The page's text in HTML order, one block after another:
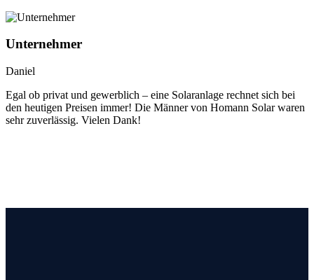
Unternehmer
Daniel
Egal ob privat und gewerblich – eine Solaranlage rechnet sich bei
den heutigen Preisen immer! Die Männer von Homann Solar waren
sehr zuverlässig. Vielen Dank!